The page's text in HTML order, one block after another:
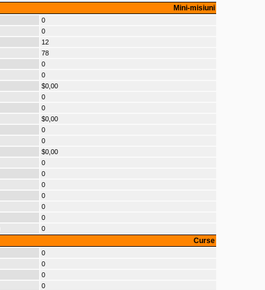
Mini-misiuni
0
0
12
78
0
0
$0,00
0
0
$0,00
0
0
$0,00
0
0
0
0
0
0
0
Curse
0
0
0
0